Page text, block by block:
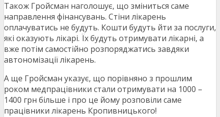
Також Гройсман наголошує, що зміниться саме
направлення фінансувань. Стіни лікарень
оплачуватись не будуть. Кошти будуть йти за послуги,
які оказують лікарі. Їх будуть отримувати лікарні, а
вже потім самостійно розпоряджатись завдяки
автономізації лікарень.
А ще Гройсман указує, що порівняно з прошлим
роком медпрацівники стали отримувати на 1000 –
1400 грн більше і про це йому розповіли саме
працівники лікарень Кропивницького!